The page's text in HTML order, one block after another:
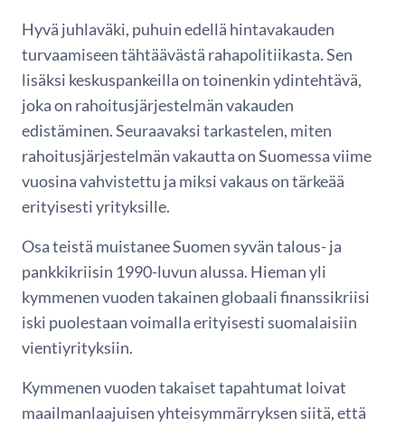
Hyvä juhlaväki, puhuin edellä hintavakauden
turvaamiseen tähtäävästä rahapolitiikasta. Sen
lisäksi keskuspankeilla on toinenkin ydintehtävä,
joka on rahoitusjärjestelmän vakauden
edistäminen. Seuraavaksi tarkastelen, miten
rahoitusjärjestelmän vakautta on Suomessa viime
vuosina vahvistettu ja miksi vakaus on tärkeää
erityisesti yrityksille.
Osa teistä muistanee Suomen syvän talous- ja
pankkikriisin 1990-luvun alussa. Hieman yli
kymmenen vuoden takainen globaali finanssikriisi
iski puolestaan voimalla erityisesti suomalaisiin
vientiyrityksiin.
Kymmenen vuoden takaiset tapahtumat loivat
maailmanlaajuisen yhteisymmärryksen siitä, että